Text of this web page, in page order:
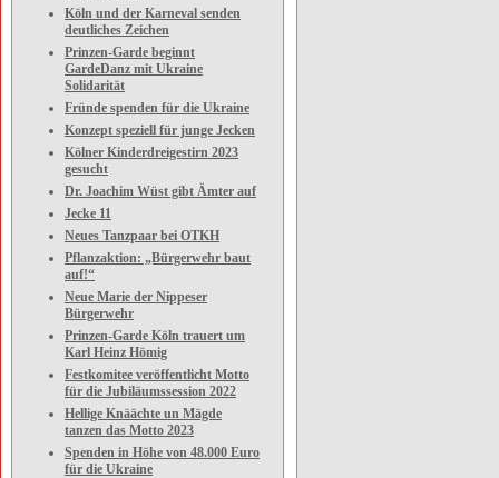
Köln und der Karneval senden
deutliches Zeichen
Prinzen-Garde beginnt
GardeDanz mit Ukraine
Solidarität
Fründe spenden für die Ukraine
Konzept speziell für junge Jecken
Kölner Kinderdreigestirn 2023
gesucht
Dr. Joachim Wüst gibt Ämter auf
Jecke 11
Neues Tanzpaar bei OTKH
Pflanzaktion: „Bürgerwehr baut
auf!“
Neue Marie der Nippeser
Bürgerwehr
Prinzen-Garde Köln trauert um
Karl Heinz Hömig
Festkomitee veröffentlicht Motto
für die Jubiläumssession 2022
Hellige Knäächte un Mägde
tanzen das Motto 2023
Spenden in Höhe von 48.000 Euro
für die Ukraine